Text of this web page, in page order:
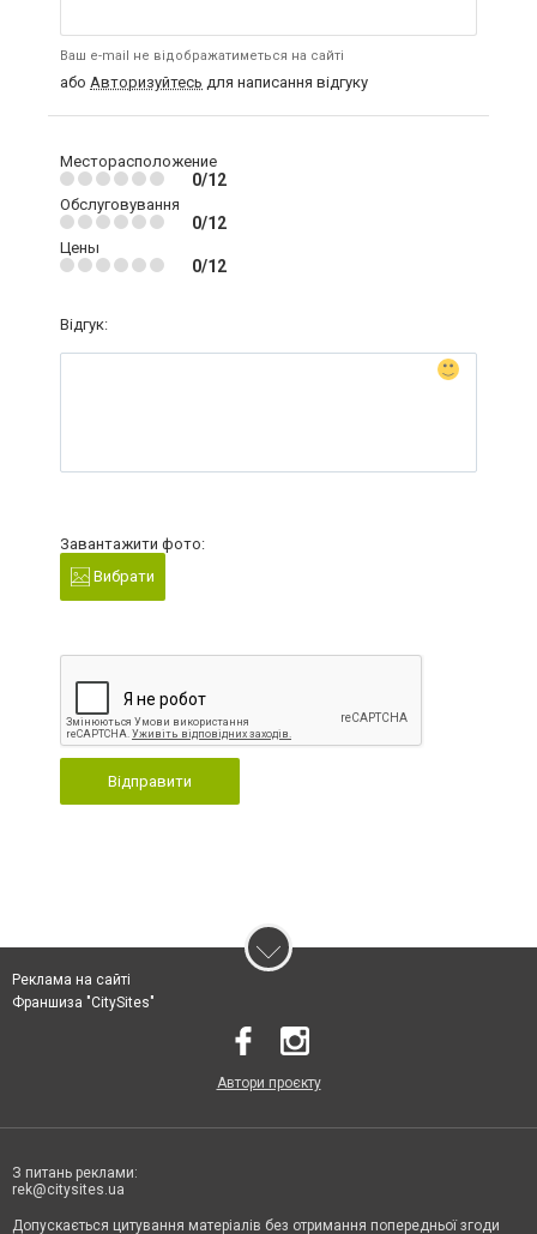
Ваш e-mail не відображатиметься на сайті
або Авторизуйтесь для написання відгуку
Месторасположение
0/12
Обслуговування
0/12
Цены
0/12
Відгук:
Завантажити фото:
Вибрати
Відправити
Реклама на сайті
Франшиза "CitySites"
Автори проєкту
З питань реклами:
rek@citysites.ua
Допускається цитування матеріалів без отримання попередньої згоди